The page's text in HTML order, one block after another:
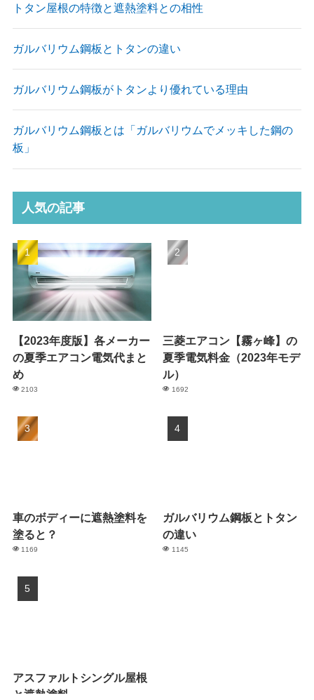
トタン屋根の特徴と遮熱塗料との相性
ガルバリウム鋼板とトタンの違い
ガルバリウム鋼板がトタンより優れている理由
ガルバリウム鋼板とは「ガルバリウムでメッキした鋼の
板」
人気の記事
【2023年度版】各メーカー
の夏季エアコン電気代まと
め
2103
三菱エアコン【霧ヶ峰】の
夏季電気料金（2023年モデ
ル）
1692
車のボディーに遮熱塗料を
塗ると？
1169
ガルバリウム鋼板とトタン
の違い
1145
アスファルトシングル屋根
と遮熱塗料